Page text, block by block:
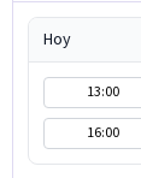
Hoy
13:00
16:00